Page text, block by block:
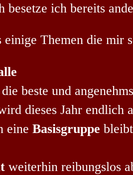
besetze ich bereits
Themen die mir
beste und
dieses Jahr endlich
eine Basisgruppe
weiterhin reibungslos